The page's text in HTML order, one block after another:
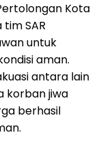
Kota
SAR
untuk
aman.
antara lain
korban jiwa
berhasil